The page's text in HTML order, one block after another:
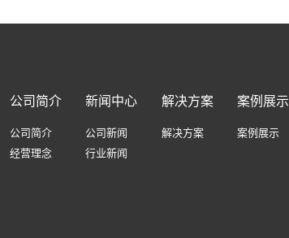
公司简介
公司简介
经营理念
新闻中心
公司新闻
行业新闻
解决方案
解决方案
案例展示
案例展示